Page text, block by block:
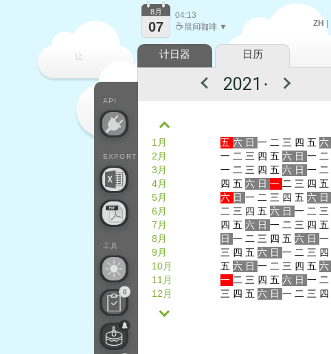
让
ZH |
API
EXPORT
工具
0
8月
07
04:13
☕晨间咖啡 ▼
计日器 日历
▼
1月 五 六 日 一 二 三 四 五 六
2月
一 二 三 四 五 六 日 一 二
3月
一 二 三 四 五 六 日 一 二
4月
四 五 六 日 一 二 三 四 五
5月
六 日 一 二 三 四 五 六 日
6月
二 三 四 五 六 日 一 二 三
7月
四 五 六 日 一 二 三 四 五
8月
日 一 二 三 四 五 六 日 一
9月
三 四 五 六 日 一 二 三 四
10月
五 六 日 一 二 三 四 五 六
11月
一 二 三 四 五 六 日 一 二
12月
三 四 五 六 日 一 二 三 四